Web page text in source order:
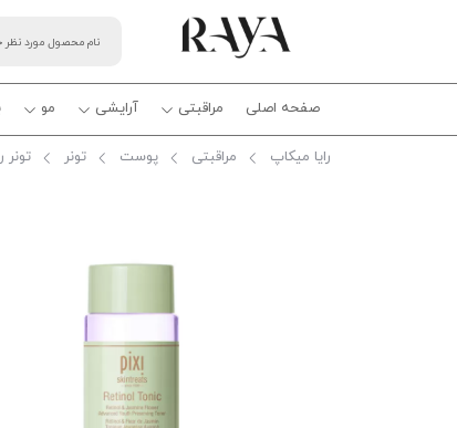
صفحه اصلی مراقبتی آرایشی مو
رایا میکاپ مراقبتی پوست تونر تونر